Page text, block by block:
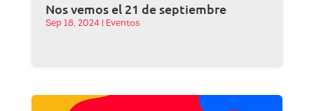
Nos vemos el 21 de septiembre
Sep 18, 2024 Eventos